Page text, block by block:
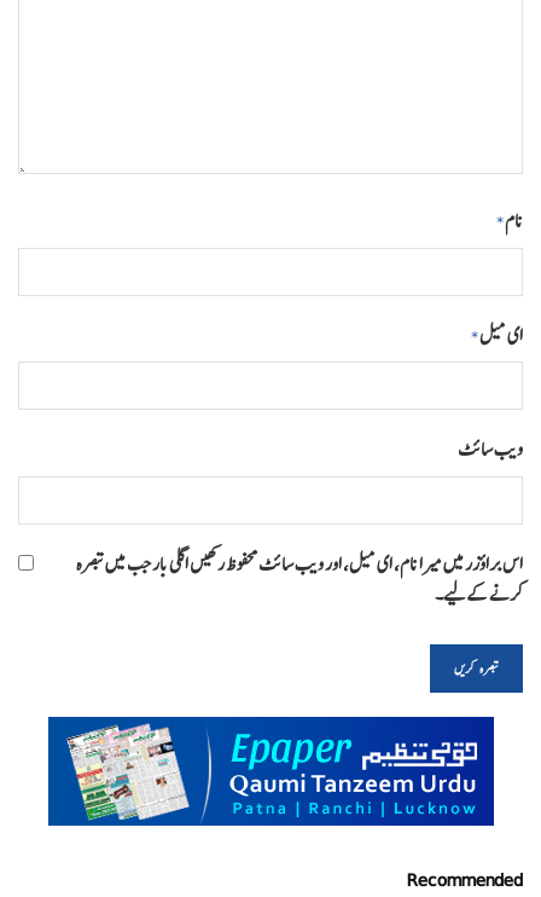
نام*
ای میل*
ویب‌ سائٹ
اس براؤزر میں میرا نام، ای میل، اور ویب سائٹ محفوظ رکھیں اگلی بار جب میں تبصرہ
کرنے کےلیے۔
Recommended